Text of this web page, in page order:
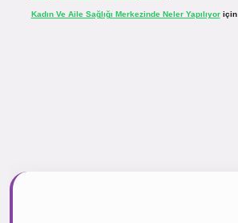
Kadın Ve Aile Sağlığı Merkezinde Neler Yapılıyoriçin